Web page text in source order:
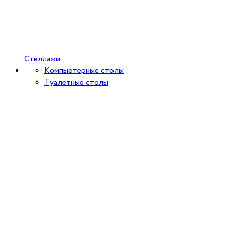
Стеллажи
Компьютерные столы
Туалетные столы